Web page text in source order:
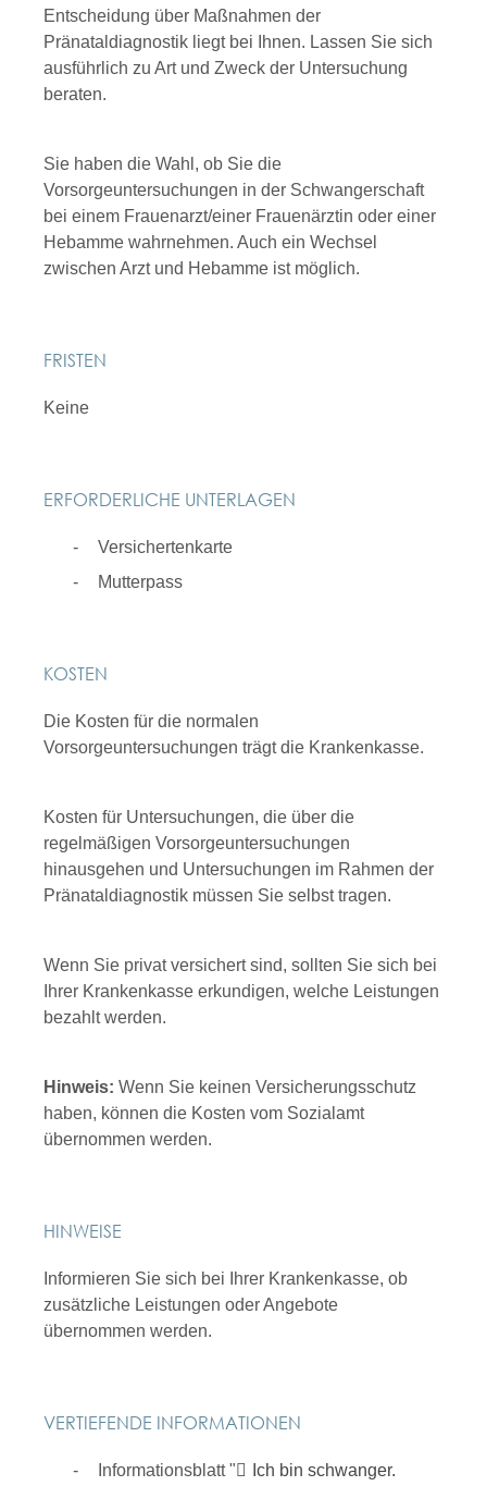
Entscheidung über Maßnahmen der
Pränataldiagnostik liegt bei Ihnen. Lassen Sie sich
ausführlich zu Art und Zweck der Untersuchung
beraten.
Sie haben die Wahl, ob Sie die
Vorsorgeuntersuchungen in der Schwangerschaft
bei einem Frauenarzt/einer Frauenärztin oder einer
Hebamme wahrnehmen. Auch ein Wechsel
zwischen Arzt und Hebamme ist möglich.
FRISTEN
Keine
ERFORDERLICHE UNTERLAGEN
Versichertenkarte
Mutterpass
KOSTEN
Die Kosten für die normalen
Vorsorgeuntersuchungen trägt die Krankenkasse.
Kosten für Untersuchungen, die über die
regelmäßigen Vorsorgeuntersuchungen
hinausgehen und Untersuchungen im Rahmen der
Pränataldiagnostik müssen Sie selbst tragen.
Wenn Sie privat versichert sind, sollten Sie sich bei
Ihrer Krankenkasse erkundigen, welche Leistungen
bezahlt werden.
Hinweis: Wenn Sie keinen Versicherungsschutz
haben, können die Kosten vom Sozialamt
übernommen werden.
HINWEISE
Informieren Sie sich bei Ihrer Krankenkasse, ob
zusätzliche Leistungen oder Angebote
übernommen werden.
VERTIEFENDE INFORMATIONEN
Informationsblatt "
Ich bin schwanger.